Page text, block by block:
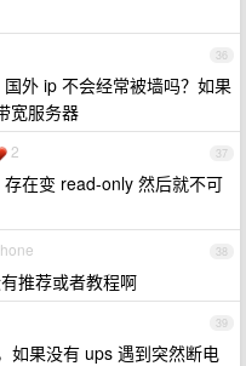
36
外 ip 不会经常被墙吗？如果
宽服务器
37
2
在变 read-only 然后就不可
38
推荐或者教程啊
39
如果没有 ups 遇到突然断电